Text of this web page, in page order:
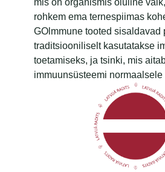
rohkem ema ternespiimas
GOlmmune tooted sisaldavad
traditsiooniliselt kasutatakse
toetamiseks, ja tsinki, mis
immuunsüsteemi